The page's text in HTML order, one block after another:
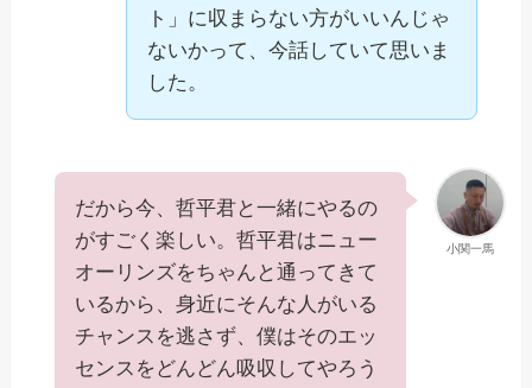
ト」に収まらない方がいいんじゃ
ないかって、今話していて思いま
した。
小関一馬
だから今、哲平君と一緒にやるの
がすごく楽しい。哲平君はニュー
オーリンズをちゃんと通ってきて
いるから、身近にそんな人がいる
チャンスを逃さず、僕はそのエッ
センスをどんどん吸収してやろう